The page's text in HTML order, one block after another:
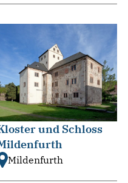
und Schloss
Mildenfurth